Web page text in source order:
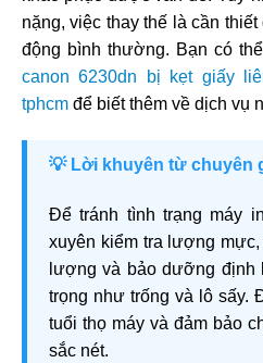
nặng, việc thay thế là cần
động bình thường. Bạn có
canon 6230dn bị kẹt giấy
tphcm để biết thêm về dịch vụ
💡 Lời khuyên từ chuyên
Để tránh tình trạng máy
xuyên kiểm tra lượng
lượng và bảo dưỡng định
trọng như trống và lô sấy.
tuổi thọ máy và đảm bảo
sắc nét.